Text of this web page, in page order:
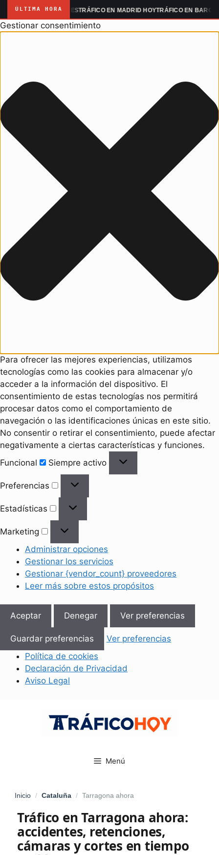
Gestionar consentimiento
Para ofrecer las mejores experiencias, utilizamos
tecnologías como las cookies para almacenar y/o
acceder a la información del dispositivo. El
consentimiento de estas tecnologías nos permitirá
procesar datos como el comportamiento de
navegación o las identificaciones únicas en este sitio.
No consentir o retirar el consentimiento, puede afectar
negativamente a ciertas características y funciones.
Funcional
Siempre activo
Preferencias
Estadísticas
Marketing
Administrar opciones
Gestionar los servicios
Gestionar {vendor_count} proveedores
Leer más sobre estos propósitos
Aceptar Denegar Ver preferencias
Guardar preferencias
Ver preferencias
Política de cookies
Declaración de Privacidad
Aviso Legal
ÚLTIMA HORA
MANIFESTACIONES TRÁFICO EN MADRID HOYTRÁFICO EN
Menú
Inicio / Cataluña / Tarragona ahora
Tráfico en Tarragona ahora:
accidentes, retenciones,
cámaras y cortes en tiempo